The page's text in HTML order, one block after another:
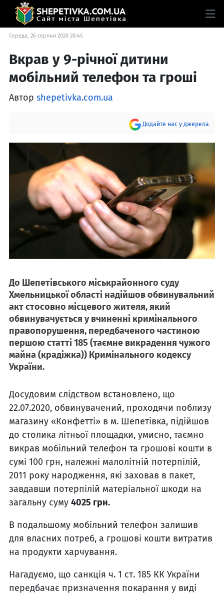
Середа, 26 серпня 2020 20:45
Вкрав у 9-річної дитини
мобільний телефон та гроші
Автор shepetivka.com.ua
Додайте нас у джерела
До Шепетівського міськрайонного суду
Хмельницької області надійшов обвинувальний
акт стосовно місцевого жителя, який
обвинувачується у вчиненні кримінального
правопорушення, передбаченого частиною
першою статті 185 (таємне викрадення чужого
майна (крадіжка)) Кримінального кодексу
України.
Досудовим слідством встановлено, що
22.07.2020, обвинувачений, проходячи поблизу
магазину «Конфетті» в м. Шепетівка, підійшов
до столика літньої площадки, умисно, таємно
викрав мобільний телефон та грошові кошти в
сумі 100 грн, належні малолітній потерпілій,
2011 року народження, які заховав в пакет,
завдавши потерпілій матеріальної шкоди на
загальну суму 4025 грн.
В подальшому мобільний телефон залишив
для власних потреб, а грошові кошти витратив
на продукти харчування.
Нагадуємо, що санкція ч. 1 ст. 185 КК України
передбачає призначення покарання у виді